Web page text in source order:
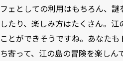
フェとしての利用はもちろん、
したり、楽しみ方はたくさん。
ことができそうですね。あなた
ち寄って、江の島の冒険を楽しん